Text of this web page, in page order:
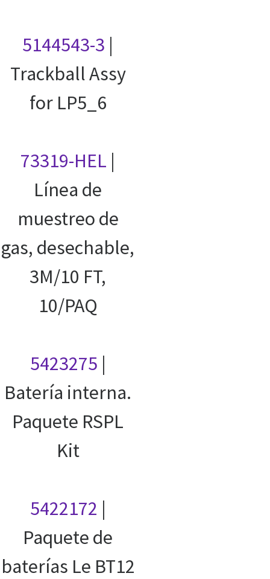
5144543-3 |
Trackball Assy
for LP5_6
73319-HEL |
Línea de
muestreo de
gas, desechable,
3M/10 FT,
10/PAQ
5423275 |
Batería interna.
Paquete RSPL
Kit
5422172 |
Paquete de
baterías Le BT12